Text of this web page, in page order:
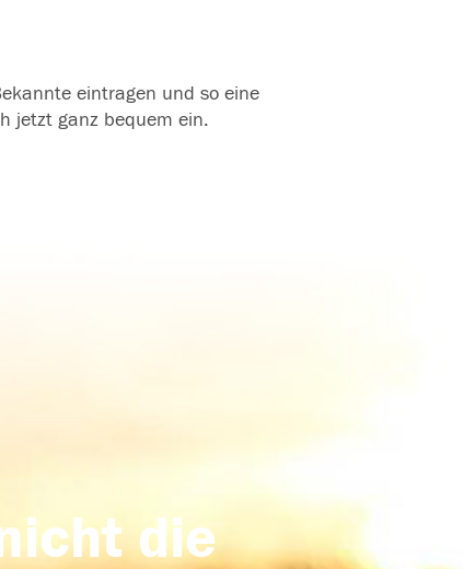
eintragen und so eine
jetzt ganz bequem ein.
die